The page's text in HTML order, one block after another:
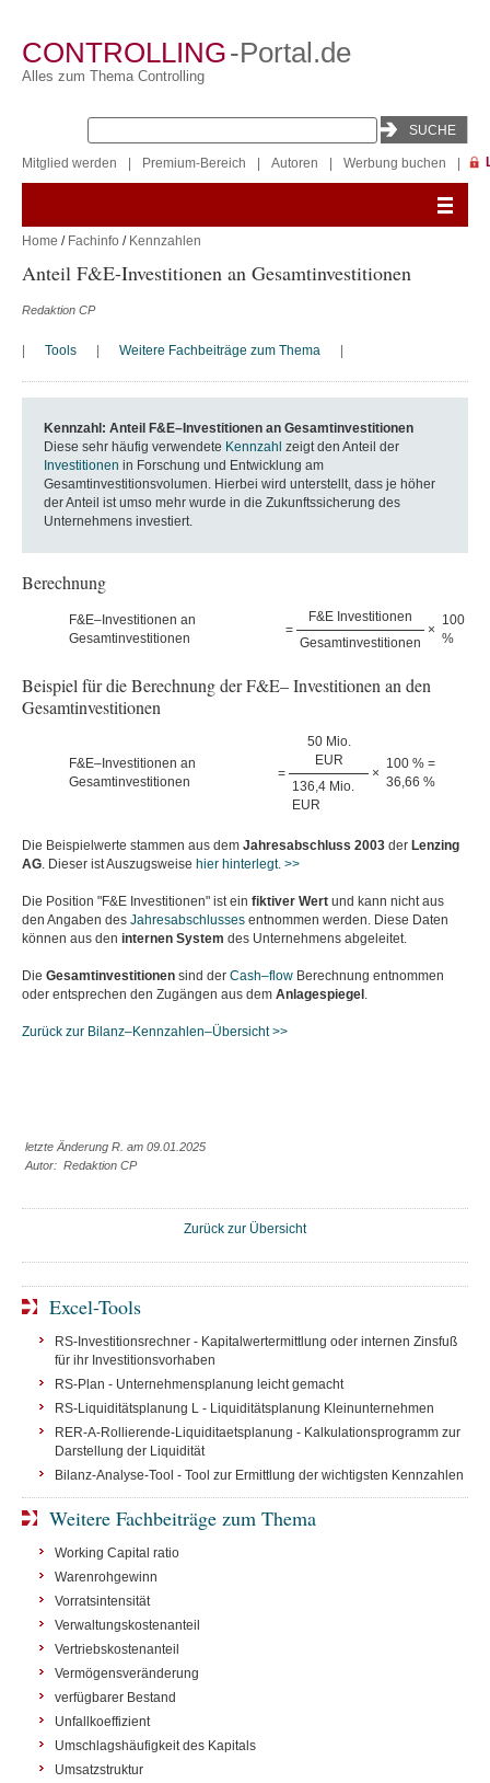
CONTROLLING-Portal.de
Alles zum Thema Controlling
Mitglied werden Premium-Bereich Autoren Werbung buchen
Home / Fachinfo / Kennzahlen
Anteil F&E-Investitionen an Gesamtinvestitionen
Redaktion CP
Tools Weitere Fachbeiträge zum Thema
Kennzahl: Anteil F&E–Investitionen an Gesamtinvestitionen
Diese sehr häufig verwendete Kennzahl zeigt den Anteil der
Investitionen in Forschung und Entwicklung am
Gesamtinvestitionsvolumen. Hierbei wird unterstellt, dass je höher
der Anteil ist umso mehr wurde in die Zukunftssicherung des
Unternehmens investiert.
Berechnung
F&E–Investitionen an
Gesamtinvestitionen
=
F&E Investitionen
×
100
%
Gesamtinvestitionen
Beispiel für die Berechnung der F&E– Investitionen an den
Gesamtinvestitionen
F&E–Investitionen an
Gesamtinvestitionen
=
50 Mio.
EUR
×
100 % =
36,66 %
136,4 Mio.
EUR
Die Beispielwerte stammen aus dem Jahresabschluss 2003 der Lenzing
AG. Dieser ist Auszugsweise hier hinterlegt. >>
Die Position "F&E Investitionen" ist ein fiktiver Wert und kann nicht aus
den Angaben des Jahresabschlusses entnommen werden. Diese Daten
können aus den internen System des Unternehmens abgeleitet.
Die Gesamtinvestitionen sind der Cash–flow Berechnung entnommen
oder entsprechen den Zugängen aus dem Anlagespiegel .
Zurück zur Bilanz–Kennzahlen–Übersicht >>
letzte Änderung R. am 09.01.2025
Autor: Redaktion CP
Zurück zur Übersicht
Excel-Tools
RS-Investitionsrechner - Kapitalwertermittlung oder internen Zinsfuß
für ihr Investitionsvorhaben
RS-Plan - Unternehmensplanung leicht gemacht
RS-Liquiditätsplanung L - Liquiditätsplanung Kleinunternehmen
RER-A-Rollierende-Liquiditaetsplanung - Kalkulationsprogramm zur
Darstellung der Liquidität
Bilanz-Analyse-Tool - Tool zur Ermittlung der wichtigsten Kennzahlen
Weitere Fachbeiträge zum Thema
Working Capital ratio
Warenrohgewinn
Vorratsintensität
Verwaltungskostenanteil
Vertriebskostenanteil
Vermögensveränderung
verfügbarer Bestand
Unfallkoeffizient
Umschlagshäufigkeit des Kapitals
Umsatzstruktur